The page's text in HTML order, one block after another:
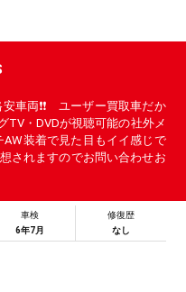
車両❗❗ ユーザー買取車だか
TV・DVDが視聴可能の社外メ
装着で見た目もイイ感じで
されますのでお問い合わせお
車検
6年7月
修復歴
なし